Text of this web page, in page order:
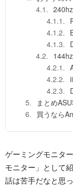
まとめ
買うなら
ゲーミングモニタ
モニター」として
話は苦手だなと思